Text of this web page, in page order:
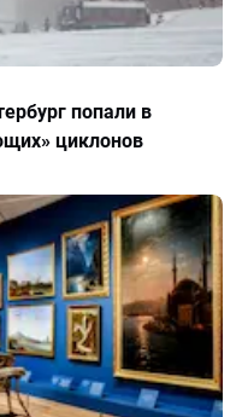
попали в
циклонов